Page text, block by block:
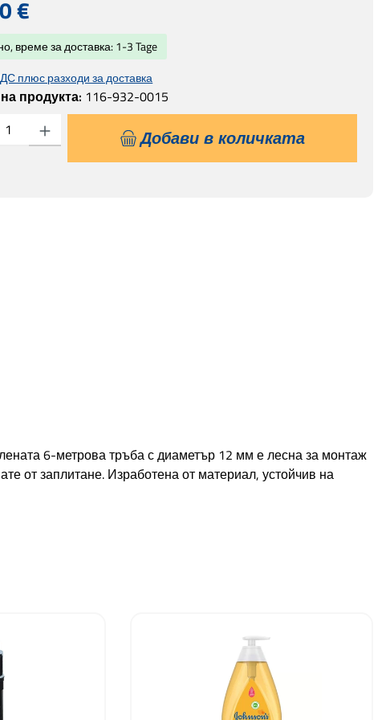
€
плюс разходи за доставка
продукта: 116-932-0015
време за доставка: 1-3 Tage
на продукта: Въведете желаната сума или използвайте бутоните, за
Добави в количката
6-метрова тръба с диаметър 12 мм е лесна за монтаж
от заплитане. Изработена от материал, устойчив на